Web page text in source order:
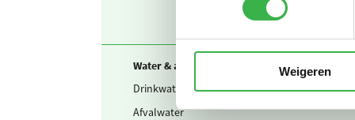
Weigeren
Water & afvalwater
Drinkwater
Afvalwater